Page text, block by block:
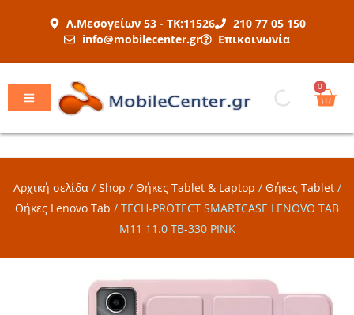
Λ.Μεσογείων 53 - ΤΚ:11526
210 77 05 150
info@mobilecenter.gr
Επικοινωνία
0
Αρχική σελίδα / Shop / Θήκες Tablet & Laptop / Θήκες Tablet/
Θήκες Lenovo Tab / TECH-PROTECT SMARTCASE LENOVO TAB
M11 11.0 TB-330 PINK